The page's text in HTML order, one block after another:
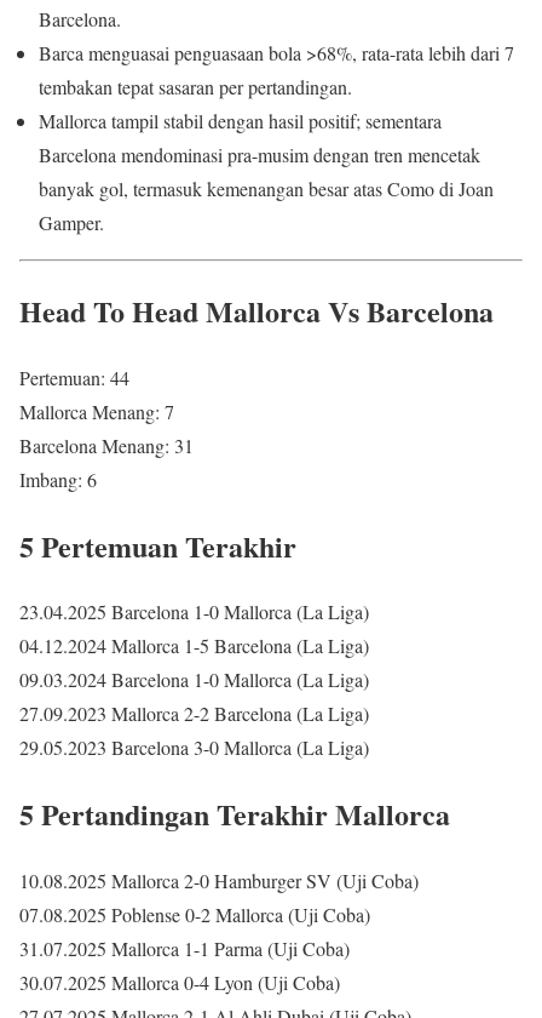
Barcelona.
Barca menguasai penguasaan bola >68%, rata-rata lebih dari 7
tembakan tepat sasaran per pertandingan.
Mallorca tampil stabil dengan hasil positif; sementara
Barcelona mendominasi pra-musim dengan tren mencetak
banyak gol, termasuk kemenangan besar atas Como di Joan
Gamper.
Head To Head Mallorca Vs Barcelona
Pertemuan: 44
Mallorca Menang: 7
Barcelona Menang: 31
Imbang: 6
5 Pertemuan Terakhir
23.04.2025 Barcelona 1-0 Mallorca (La Liga)
04.12.2024 Mallorca 1-5 Barcelona (La Liga)
09.03.2024 Barcelona 1-0 Mallorca (La Liga)
27.09.2023 Mallorca 2-2 Barcelona (La Liga)
29.05.2023 Barcelona 3-0 Mallorca (La Liga)
5 Pertandingan Terakhir Mallorca
10.08.2025 Mallorca 2-0 Hamburger SV (Uji Coba)
07.08.2025 Poblense 0-2 Mallorca (Uji Coba)
31.07.2025 Mallorca 1-1 Parma (Uji Coba)
30.07.2025 Mallorca 0-4 Lyon (Uji Coba)